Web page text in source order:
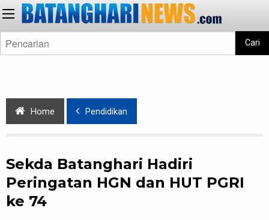
Cari
Home Pendidikan
Sekda Batanghari Hadiri
Peringatan HGN dan HUT PGRI
ke 74